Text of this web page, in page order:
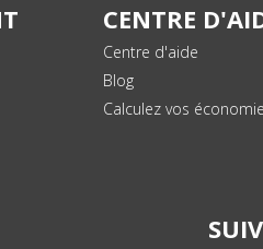
CENTRE
Centre d'aide
Blog
Calculez vos